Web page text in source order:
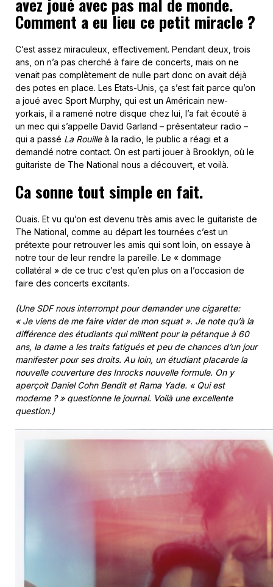
Comment a eu lieu ce petit miracle ?
C’est assez miraculeux, effectivement. Pendant deux, trois
ans, on n’a pas cherché à faire de concerts, mais on ne
venait pas complètement de nulle part donc on avait déjà
des potes en place. Les Etats-Unis, ça s’est fait parce qu’on
a joué avec Sport Murphy, qui est un Américain new-
yorkais, il a ramené notre disque chez lui, l’a fait écouté à
un mec qui s’appelle David Garland – présentateur radio –
qui a passé La Rouilleà la radio, le public a réagi et a
demandé notre contact. On est parti jouer à Brooklyn, où le
guitariste de The National nous a découvert, et voilà.
Ca sonne tout simple en fait.
Ouais. Et vu qu’on est devenu très amis avec le guitariste de
The National, comme au départ les tournées c’est un
prétexte pour retrouver les amis qui sont loin, on essaye à
notre tour de leur rendre la pareille. Le « dommage
collatéral » de ce truc c’est qu’en plus on a l’occasion de
faire des concerts excitants.
(Une SDF nous interrompt pour demander une cigarette:
« Je viens de me faire vider de mon squat ». Je note qu’à la
différence des étudiants qui militent pour la pétanque à 60
ans, la dame a les traits fatigués et peu de chances d’un jour
manifester pour ses droits. Au loin, un étudiant placarde la
nouvelle couverture des Inrocks nouvelle formule. On y
aperçoit Daniel Cohn Bendit et Rama Yade. « Qui est
moderne ? » questionne le journal. Voilà une excellente
question.)